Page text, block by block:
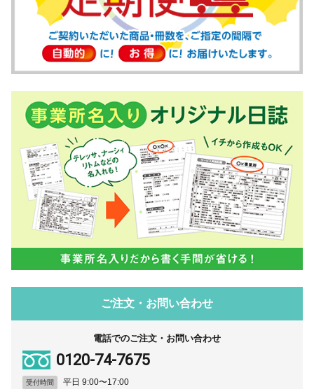
ご注文・お問い合わせ
電話でのご注文・お問い合わせ
0120-74-7675
受付時間 平日 9:00〜17:00